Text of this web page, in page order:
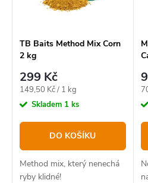
o
d
u
k
t
ů
r
o
d
u
k
t
ů
TB Baits Method Mix Corn
2 kg
299 Kč
Měrná
cena:
149,50 Kč / 1 kg
Skladem 1 ks
DO KOŠÍKU
Method mix, který nenechá
ryby klidné!